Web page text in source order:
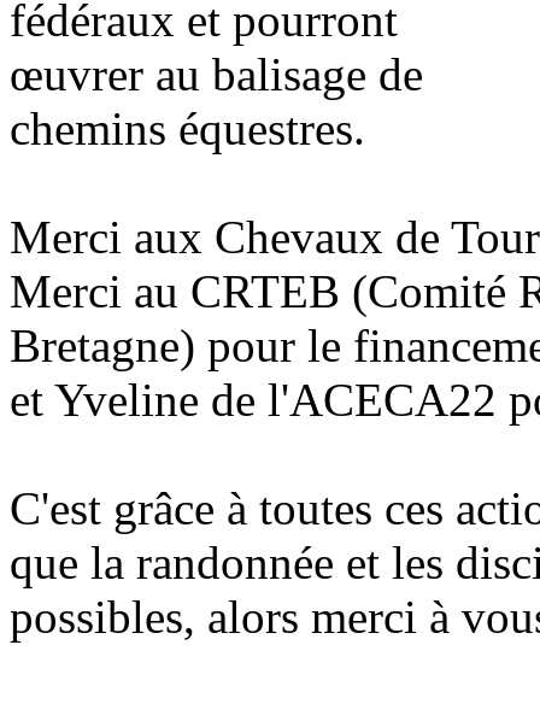
fédéraux et pourront
œuvrer au balisage de
chemins équestres.
Merci aux Chevaux de
Merci au CRTEB (Comité
Bretagne) pour le
et Yveline de l'ACECA22
C'est grâce à toutes ces
que la randonnée et les
possibles, alors merci à